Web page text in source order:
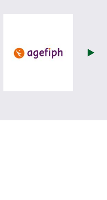
les site de Ministère du travail
visiter les